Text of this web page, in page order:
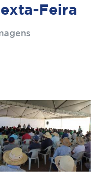
Feira